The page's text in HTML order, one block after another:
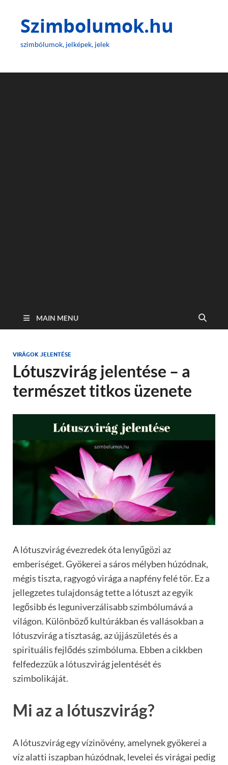
Szimbolumok.hu
szimbólumok, jelképek, jelek
MAIN MENU
VIRÁGOK JELENTÉSE
Lótuszvirág jelentése – a
természet titkos üzenete
A lótuszvirág évezredek óta lenyűgözi az
emberiséget. Gyökerei a sáros mélyben húzódnak,
mégis tiszta, ragyogó virága a napfény felé tör. Ez a
jellegzetes tulajdonság tette a lótuszt az egyik
legősibb és leguniverzálisabb szimbólumává a
világon. Különböző kultúrákban és vallásokban a
lótuszvirág a tisztaság, az újjászületés és a
spirituális fejlődés szimbóluma. Ebben a cikkben
felfedezzük a lótuszvirág jelentését és
szimbolikáját.
Mi az a lótuszvirág?
A lótuszvirág egy vízinövény, amelynek gyökerei a
víz alatti iszapban húzódnak, levelei és virágai pedig